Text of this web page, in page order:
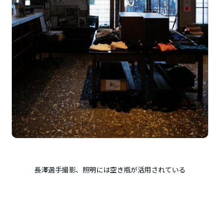
長澤選手撮影、照明には空き瓶が活用されている